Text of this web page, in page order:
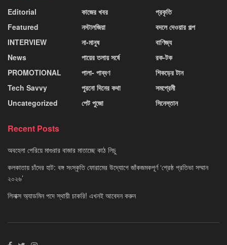
Editorial
Featured
INTERVIEW
News
PROMOTIONAL
Tech Savvy
Uncategorized
কাজের খবর
নস্টালজিয়া
না-মানুষ
পায়ের তলায় সর্ষে
পালা- পাব্বণ
পুরনো দিনের কথা
পেট পুজো
প্রকৃতি
বদলে দেওয়ার গল্প
বাণিজ্য
রক-টক
শিকড়ের টান
সমপ্রেমী
সিনেস্তান
Recent Posts
অবহেলা পেরিয়ে মাগুরার বাজার মাতাচ্ছে কাঠ লিচু
কলকাতায় চাঁদের হাট: বঙ্গ সংস্কৃতি ফোরামের উদ্যোগে জাঁকজমকপূর্ণ ‘শ্রেষ্ঠ প্রতিভা সম্মান
২০২৬’
লিনাক্স অ্যাডমিন পদে স্থায়ী চাকরি! এখনই আবেদন করুন